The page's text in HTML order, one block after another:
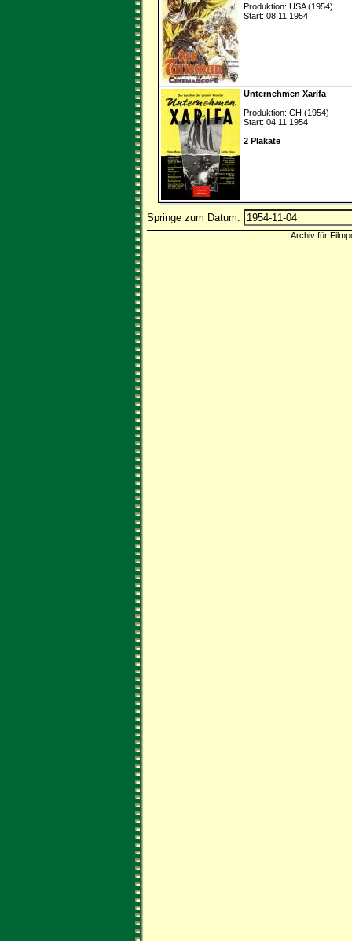
Produktion: USA (1954)
Start: 08.11.1954
Unternehmen Xarifa
Produktion: CH (1954)
Start: 04.11.1954
2 Plakate
Springe zum Datum:
Archiv für